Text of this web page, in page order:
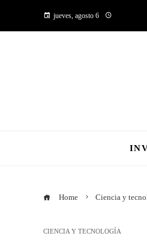
jueves, agosto 6
Home Ciencia y
CIENCIA Y TECNOLOGÍA